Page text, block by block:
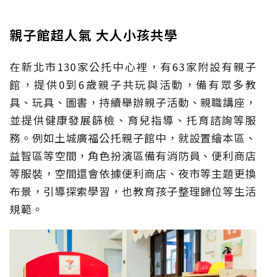
親子館超人氣 大人小孩共學
在新北市130家公托中心裡，有63家附設有親子
館，提供0到6歲親子共玩與活動，備有眾多教
具、玩具、圖書，持續舉辦親子活動、親職講座，
並提供健康發展篩檢、育兒指導、托育諮詢等服
務。例如土城廣福公托親子館中，就設置繪本區、
益智區等空間，角色扮演區備有消防員、便利商店
等服裝，空間還會依據便利商店、夜市等主題更換
布景，引導探索學習，也教育孩子整理歸位等生活
規範。